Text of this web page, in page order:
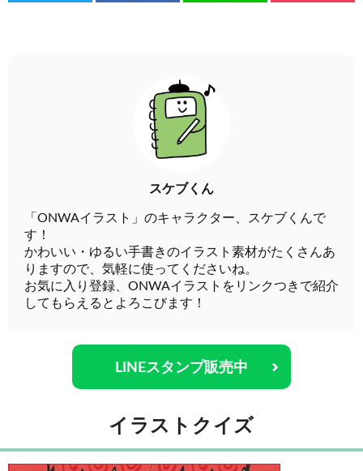
スケブくん
「ONWAイラスト」のキャラクター、スケブくんで
す！
かわいい・ゆるい手書きのイラスト素材がたくさんあ
りますので、気軽に使ってくださいね。
お気に入り登録、ONWAイラストをリンクつきで紹介
してもらえるとよろこびます！
LINEスタンプ販売中
イラストクイズ